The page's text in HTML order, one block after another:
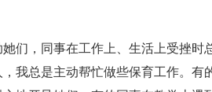
们，同事在工作上、生活上受挫时
我总是主动帮忙做些保育工作。有